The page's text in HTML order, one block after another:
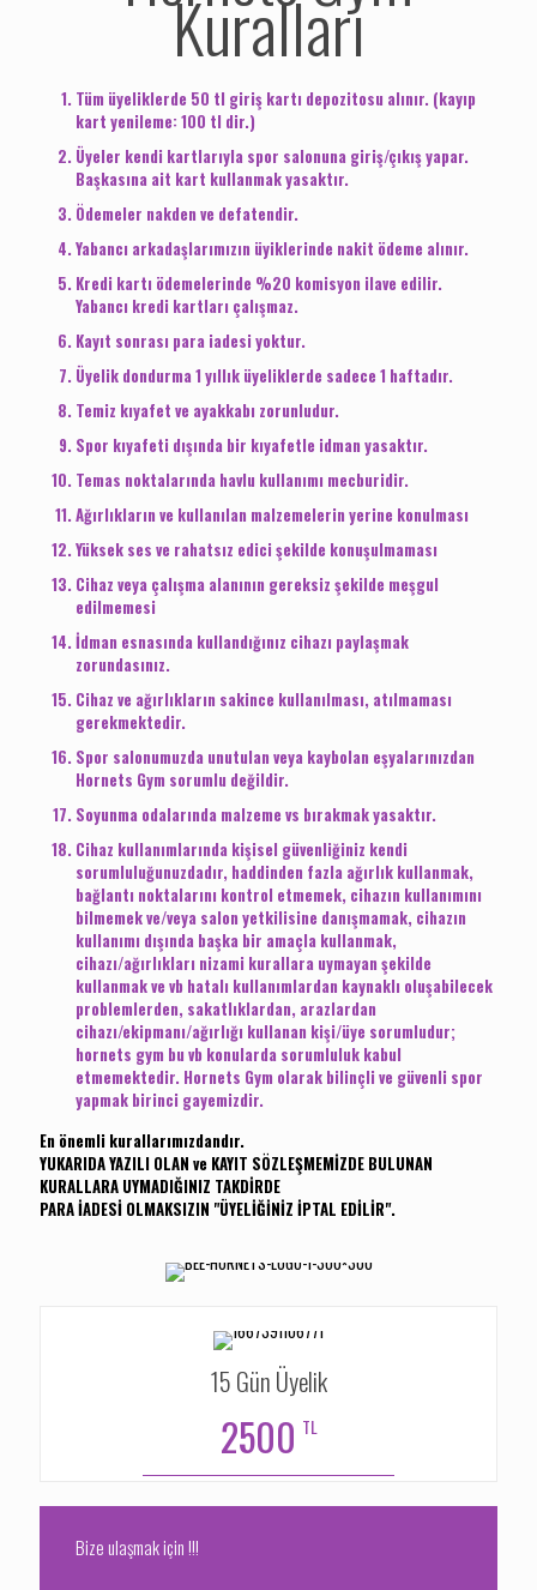
Kuralları
Tüm üyeliklerde 50 tl giriş kartı depozitosu alınır. (kayıp
kart yenileme: 100 tl dir.)
Üyeler kendi kartlarıyla spor salonuna giriş/çıkış yapar.
Başkasına ait kart kullanmak yasaktır.
Ödemeler nakden ve defatendir.
Yabancı arkadaşlarımızın üyiklerinde nakit ödeme alınır.
Kredi kartı ödemelerinde %20 komisyon ilave edilir.
Yabancı kredi kartları çalışmaz.
Kayıt sonrası para iadesi yoktur.
Üyelik dondurma 1 yıllık üyeliklerde sadece 1 haftadır.
Temiz kıyafet ve ayakkabı zorunludur.
Spor kıyafeti dışında bir kıyafetle idman yasaktır.
Temas noktalarında havlu kullanımı mecburidir.
Ağırlıkların ve kullanılan malzemelerin yerine konulması
Yüksek ses ve rahatsız edici şekilde konuşulmaması
Cihaz veya çalışma alanının gereksiz şekilde meşgul
edilmemesi
İdman esnasında kullandığınız cihazı paylaşmak
zorundasınız.
Cihaz ve ağırlıkların sakince kullanılması, atılmaması
gerekmektedir.
Spor salonumuzda unutulan veya kaybolan eşyalarınızdan
Hornets Gym sorumlu değildir.
Soyunma odalarında malzeme vs bırakmak yasaktır.
Cihaz kullanımlarında kişisel güvenliğiniz kendi
sorumluluğunuzdadır, haddinden fazla ağırlık kullanmak,
bağlantı noktalarını kontrol etmemek, cihazın kullanımını
bilmemek ve/veya salon yetkilisine danışmamak, cihazın
kullanımı dışında başka bir amaçla kullanmak,
cihazı/ağırlıkları nizami kurallara uymayan şekilde
kullanmak ve vb hatalı kullanımlardan kaynaklı oluşabilecek
problemlerden, sakatlıklardan, arazlardan
cihazı/ekipmanı/ağırlığı kullanan kişi/üye sorumludur;
hornets gym bu vb konularda sorumluluk kabul
etmemektedir. Hornets Gym olarak bilinçli ve güvenli spor
yapmak birinci gayemizdir.
En önemli kurallarımızdandır.
YUKARIDA YAZILI OLAN ve KAYIT SÖZLEŞMEMİZDE BULUNAN
KURALLARA UYMADIĞINIZ TAKDİRDE
PARA İADESİ OLMAKSIZIN "ÜYELİĞİNİZ İPTAL EDİLİR".
15 Gün Üyelik
2500 TL
Bize ulaşmak için !!!